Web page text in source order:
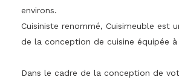
environs.
Cuisiniste renommé, Cuisimeuble est
de la conception de cuisine équipée à
Dans le cadre de la conception de